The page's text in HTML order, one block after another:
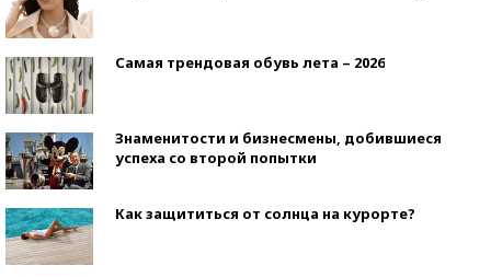
Самая трендовая обувь лета – 2026
Знаменитости и бизнесмены, добившиеся
успеха со второй попытки
Как защититься от солнца на курорте?